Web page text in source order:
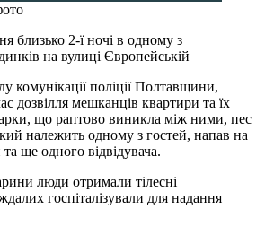
близько 2-ї ночі в одному з
на вулиці Європейській
комунікації поліції Полтавщини,
дозвілля мешканців квартири та їх
що раптово виникла між ними, пес
належить одному з гостей, напав на
ще одного відвідувача.
люди отримали тілесні
госпіталізували для надання